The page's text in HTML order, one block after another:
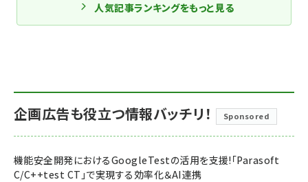
人気記事ランキングをもっと見る
企画広告も役立つ情報バッチリ！ Sponsored
機能安全開発におけるGoogleTestの活用を支援!「Parasoft
C/C++test CT」で実現する効率化＆AI連携